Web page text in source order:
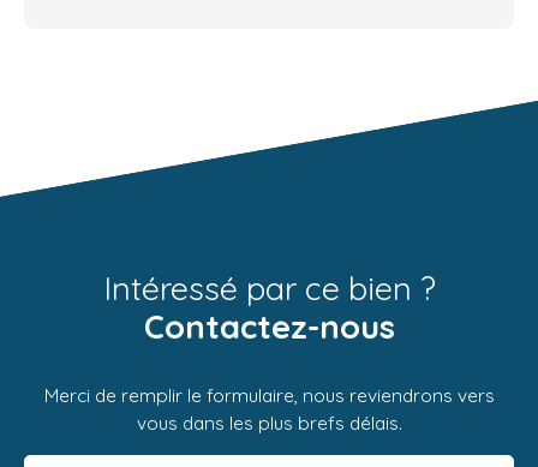
Intéressé par ce bien ?
Contactez-nous
Merci de remplir le formulaire, nous reviendrons vers
vous dans les plus brefs délais.